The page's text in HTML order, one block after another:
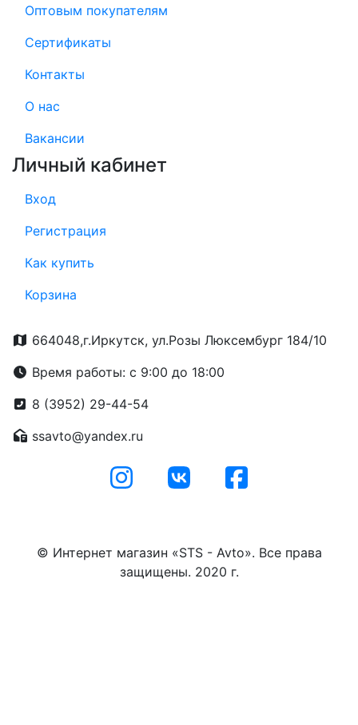
Оптовым покупателям
Сертификаты
Контакты
О нас
Вакансии
Личный кабинет
Вход
Регистрация
Как купить
Корзина
664048,г.Иркутск, ул.Розы Люксембург 184/10
Время работы: с 9:00 до 18:00
8 (3952) 29-44-54
ssavto@yandex.ru
© Интернет магазин «STS - Avto». Все права
защищены. 2020 г.